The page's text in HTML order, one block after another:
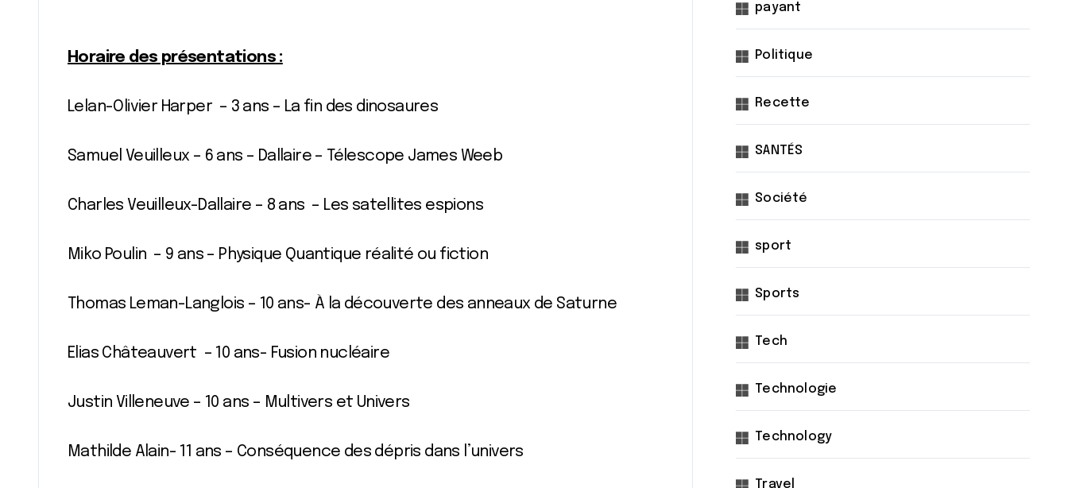
Horaire des présentations :
Lelan-Olivier Harper – 3 ans – La fin des dinosaures
Samuel Veuilleux – 6 ans – Dallaire – Télescope James Weeb
Charles Veuilleux-Dallaire – 8 ans – Les satellites espions
Miko Poulin – 9 ans – Physique Quantique réalité ou fiction
Thomas Leman-Langlois – 10 ans- À la découverte des anneaux de Saturne
Elias Châteauvert – 10 ans- Fusion nucléaire
Justin Villeneuve – 10 ans – Multivers et Univers
Mathilde Alain- 11 ans – Conséquence des dépris dans l’univers
payant
Politique
Recette
SANTÉS
Société
sport
Sports
Tech
Technologie
Technology
Travel